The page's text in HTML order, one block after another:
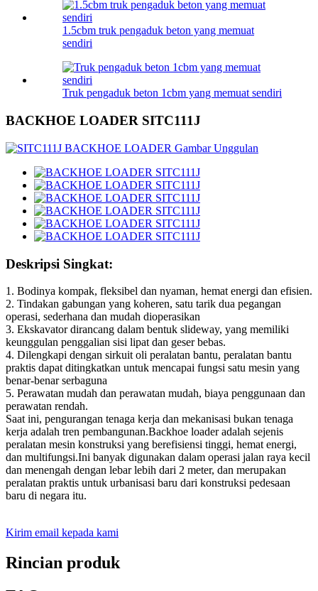
1.5cbm truk pengaduk beton yang memuat
sendiri
Truk pengaduk beton 1cbm yang memuat sendiri
BACKHOE LOADER SITC111J
Deskripsi Singkat:
1. Bodinya kompak, fleksibel dan nyaman, hemat energi dan efisien.
2. Tindakan gabungan yang koheren, satu tarik dua pegangan
operasi, sederhana dan mudah dioperasikan
3. Ekskavator dirancang dalam bentuk slideway, yang memiliki
keunggulan penggalian sisi lipat dan geser bebas.
4. Dilengkapi dengan sirkuit oli peralatan bantu, peralatan bantu
praktis dapat ditingkatkan untuk mencapai fungsi satu mesin yang
benar-benar serbaguna
5. Perawatan mudah dan perawatan mudah, biaya penggunaan dan
perawatan rendah.
Saat ini, pengurangan tenaga kerja dan mekanisasi bukan tenaga
kerja adalah tren pembangunan.Backhoe loader adalah sejenis
peralatan mesin konstruksi yang berefisiensi tinggi, hemat energi,
dan multifungsi.Ini banyak digunakan dalam operasi jalan raya kecil
dan menengah dengan lebar lebih dari 2 meter, dan merupakan
peralatan praktis untuk urbanisasi baru dari konstruksi pedesaan
baru di negara itu.
Kirim email kepada kami
Rincian produk